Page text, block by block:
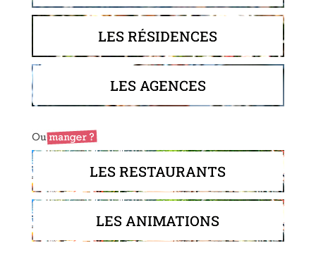
LES RÉSIDENCES
LES AGENCES
LES RESTAURANTS
LES ANIMATIONS